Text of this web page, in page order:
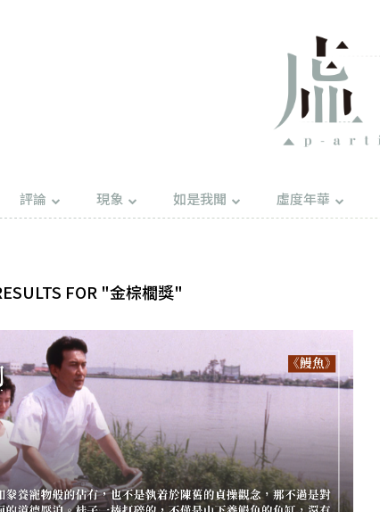
評論 現象 如是我聞 虛度年華
FOR "金棕櫚獎"